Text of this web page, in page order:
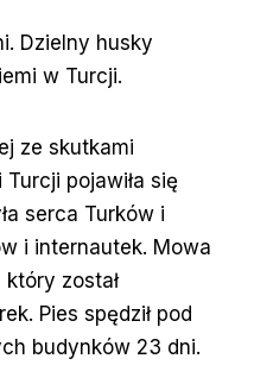
Dzielny husky
w Turcji.
ze skutkami
pojawiła się
serca Turków i
i internautek. Mowa
który został
Pies spędził pod
budynków 23 dni.